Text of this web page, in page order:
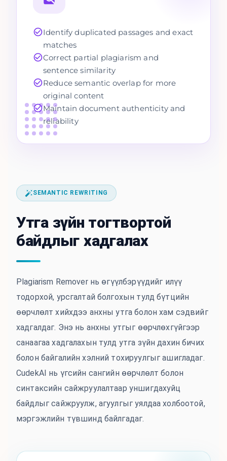
Identify duplicated passages and exact
matches
Correct partial plagiarism and
sentence similarity
Reduce semantic overlap for more
original content
Maintain document authenticity and
reliability
SEMANTIC REWRITING
Утга зүйн тогтвортой
байдлыг хадгалах
Plagiarism Remover нь өгүүлбэрүүдийг илүү
тодорхой, урсгалтай болгохын тулд бүтцийн
өөрчлөлт хийхдээ анхны утга болон хам сэдвийг
хадгалдаг. Энэ нь анхны утгыг өөрчлөхгүйгээр
санаагаа хадгалахын тулд утга зүйн дахин бичих
болон байгалийн хэлний тохируулгыг ашигладаг.
CudekAI нь үгсийн сангийн өөрчлөлт болон
синтаксийн сайжруулалтаар уншигдахуйц
байдлыг сайжруулж, агуулгыг уялдаа холбоотой,
мэргэжлийн түвшинд байлгадаг.